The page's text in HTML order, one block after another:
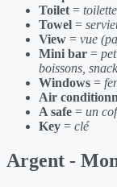
Toilet =
Towel =
View = vue
Mini bar =
boissons,
Windows =
Air
A safe = un
Key = clé
Argent -